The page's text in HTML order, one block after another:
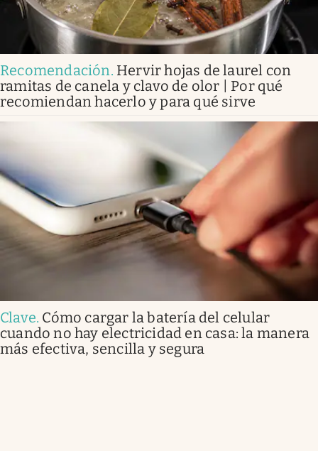
Recomendación. Hervir hojas de laurel con
ramitas de canela y clavo de olor | Por qué
recomiendan hacerlo y para qué sirve
Clave. Cómo cargar la batería del celular
cuando no hay electricidad en casa: la manera
más efectiva, sencilla y segura